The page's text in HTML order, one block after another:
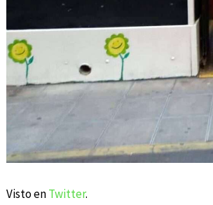
Visto enTwitter.